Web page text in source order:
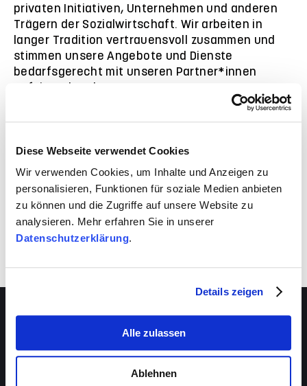
Diese Webseite verwendet Cookies
Wir verwenden Cookies, um Inhalte und Anzeigen zu
personalisieren, Funktionen für soziale Medien anbieten
zu können und die Zugriffe auf unsere Website zu
analysieren. Mehr erfahren Sie in unserer
Datenschutzerklärung.
Details zeigen
Alle zulassen
Ablehnen
privaten Initiativen, Unternehmen und anderen
Trägern der Sozialwirtschaft. Wir arbeiten in
langer Tradition vertrauensvoll zusammen und
stimmen unsere Angebote und Dienste
bedarfsgerecht mit unseren Partner*innen
aufeinander ab.
VIVA schafft auch für dich Entwicklungsräume.